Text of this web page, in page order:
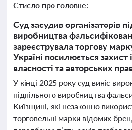
Стисло про головне:
Суд засудив організаторів
виробництва
зареєструвала торгову
Україні посилюється захист
власності та авторських
У кінці 2025 року суд виніс
підпільного виробництва
Київщині, які незаконно
торговельні марки відомих